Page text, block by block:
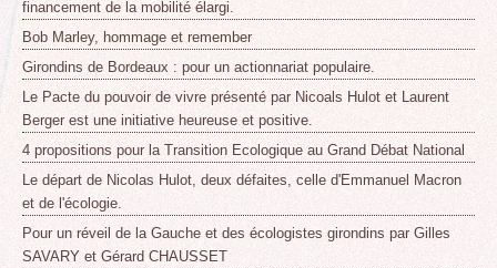
financement de la mobilité élargi.
Bob Marley, hommage et remember
Girondins de Bordeaux : pour un actionnariat populaire.
Le Pacte du pouvoir de vivre présenté par Nicoals Hulot et Laurent
Berger est une initiative heureuse et positive.
4 propositions pour la Transition Ecologique au Grand Débat National
Le départ de Nicolas Hulot, deux défaites, celle d'Emmanuel Macron
et de l'écologie.
Pour un réveil de la Gauche et des écologistes girondins par Gilles
SAVARY et Gérard CHAUSSET